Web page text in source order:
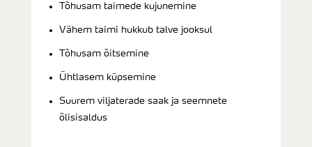
Tõhusam taimede kujunemine
Vähem taimi hukkub talve jooksul
Tõhusam õitsemine
Ühtlasem küpsemine
Suurem viljaterade saak ja seemnete
õlisisaldus